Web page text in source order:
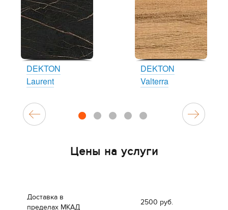
DEKTON
Laurent
DEKTON
Valterra
1 2 3 4 5
Цены на услуги
Доставка в
пределах МКАД
2500 руб.